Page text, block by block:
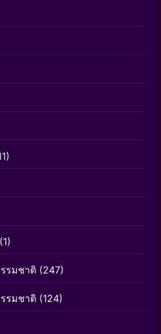
(1)
รมชาติ (247)
รมชาติ (124)